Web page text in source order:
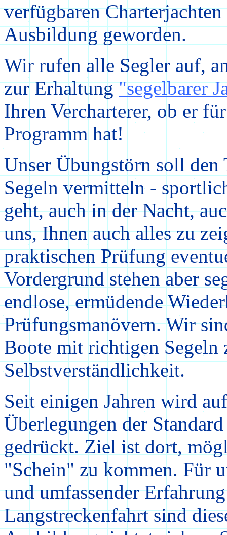
verfügbaren
Ausbildung geworden.
Wir rufen alle Segler auf,
zur Erhaltung"segelbarer
Ihren Vercharterer, ob er
Programm hat!
Unser Übungstörn soll den
Segeln vermitteln -
geht, auch in der Nacht,
uns, Ihnen auch alles zu
praktischen Prüfung
Vordergrund stehen aber
endlose, ermüdende
Prüfungsmanövern. Wir
Boote mit richtigen Segeln
Selbstverständlichkeit.
Seit einigen Jahren wird
Überlegungen der
gedrückt. Ziel ist dort,
"Schein" zu kommen. Für
und umfassender
Langstreckenfahrt sind